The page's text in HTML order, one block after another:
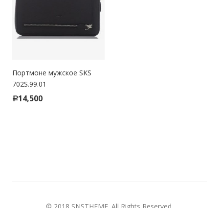
Портмоне мужское SKS
702S.99.01
Р14,500